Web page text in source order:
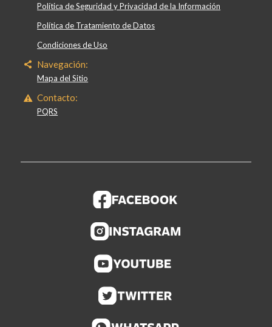
Política de Seguridad y Privacidad de la Información
Política de Tratamiento de Datos
Condiciones de Uso
Navegación:
Mapa del Sitio
Contacto:
PQRS